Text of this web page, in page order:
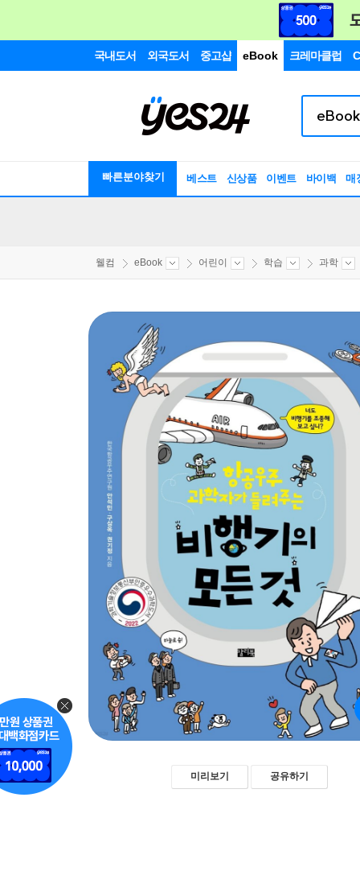
국내도서 외국도서 중고샵 eBook 크레마클럽
빠른분야찾기 베스트 신상품 이벤트 바이백 매
웰컴 eBook 어린이 학습 과학
미리보기 공유하기